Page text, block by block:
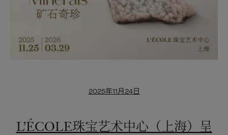
2025年11月24日
L’ÉCOLE珠宝艺术中心（上海）呈